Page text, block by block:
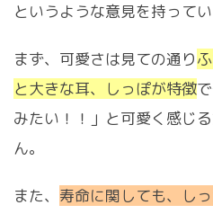
というような意見を持ってい
まず、可愛さは見ての通り
と大きな耳、しっぽが特徴
みたい！！」と可愛く感じ
ん。
また、 寿命に関しても、し